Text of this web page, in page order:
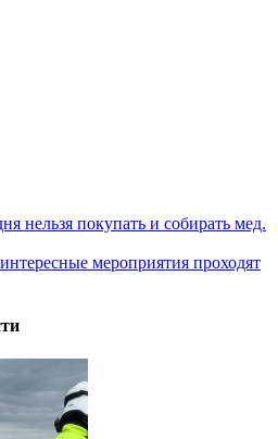
нельзя покупать и собирать мед.
мероприятия проходят